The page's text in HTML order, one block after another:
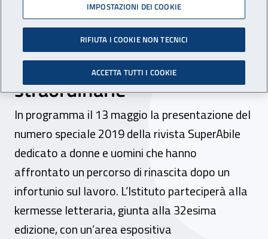
L’Inail al Salone del libro di
Torino con il secondo
volume di “Vite
straordinarie”
In programma il 13 maggio la presentazione del
numero speciale 2019 della rivista SuperAbile
dedicato a donne e uomini che hanno
affrontato un percorso di rinascita dopo un
infortunio sul lavoro. L’Istituto parteciperà alla
kermesse letteraria, giunta alla 32esima
edizione, con un’area espositiva
IMPOSTAZIONI DEI COOKIE
RIFIUTA I COOKIE NON TECNICI
ACCETTA TUTTI I COOKIE